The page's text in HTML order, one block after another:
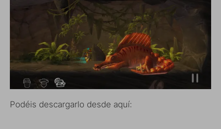
Podéis descargarlo desde aquí: